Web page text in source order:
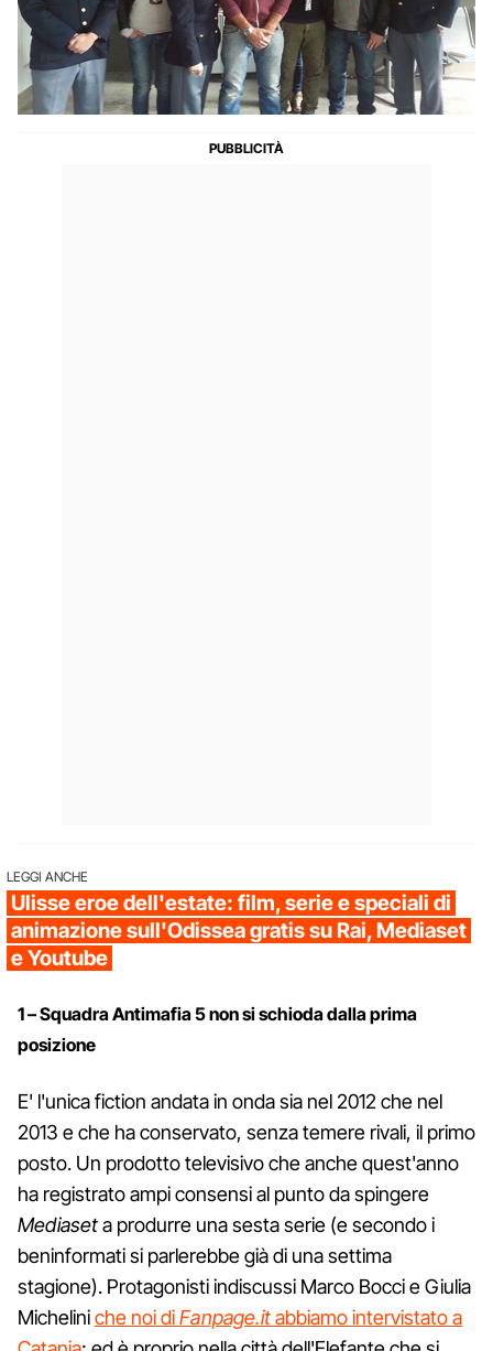
LEGGI ANCHE
Ulisse eroe dell'estate: film, serie e speciali di
animazione sull'Odissea gratis su Rai, Mediaset
e Youtube
1 – Squadra Antimafia 5 non si schioda dalla prima
posizione
E' l'unica fiction andata in onda sia nel 2012 che nel
2013 e che ha conservato, senza temere rivali, il primo
posto. Un prodotto televisivo che anche quest'anno
ha registrato ampi consensi al punto da spingere
Mediaseta produrre una sesta serie (e secondo i
beninformati si parlerebbe già di una settima
stagione). Protagonisti indiscussi Marco Bocci e Giulia
Micheliniche noi diFanpage.itabbiamo intervistato a